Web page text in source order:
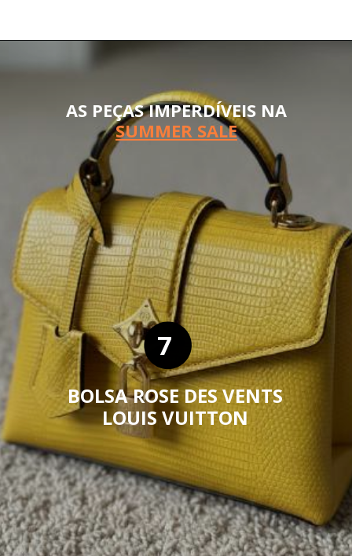
BOLSA ROSE DES VENTS
LOUIS VUITTON
7
AS PEÇAS IMPERDÍVEIS NA
SUMMER SALE